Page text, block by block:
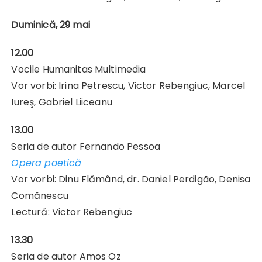
Duminică, 29 mai
12.00
Vocile Humanitas Multimedia
Vor vorbi: Irina Petrescu, Victor Rebengiuc, Marcel
Iureş, Gabriel Liiceanu
13.00
Seria de autor Fernando Pessoa
Opera poetică
Vor vorbi: Dinu Flămând, dr. Daniel Perdigão, Denisa
Comănescu
Lectură: Victor Rebengiuc
13.30
Seria de autor Amos Oz